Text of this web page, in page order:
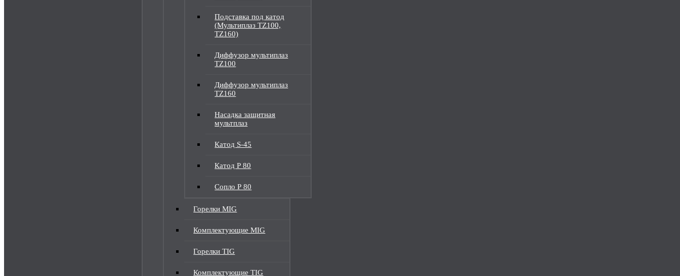
Подставка под катод
(Мультиплаз TZ100,
TZ160)
Диффузор мультиплаз
TZ100
Диффузор мультиплаз
TZ160
Насадка защитная
мультплаз
Катод S-45
Катод Р 80
Сопло Р 80
Горелки MIG
Комплектующие MIG
Горелки TIG
Комплектующие TIG